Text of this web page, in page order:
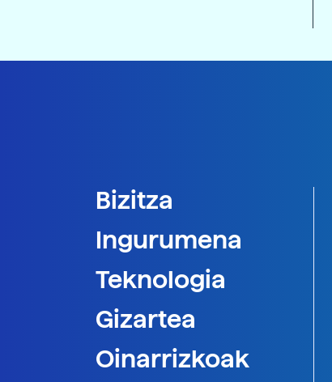
Bizitza
Ingurumena
Teknologia
Gizartea
Oinarrizkoak